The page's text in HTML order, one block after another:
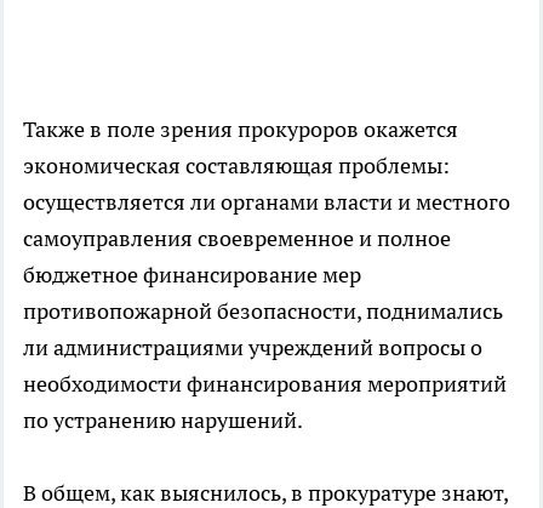
Также в поле зрения прокуроров окажется
экономическая составляющая проблемы:
осуществляется ли органами власти и местного
самоуправления своевременное и полное
бюджетное финансирование мер
противопожарной безопасности, поднимались
ли администрациями учреждений вопросы о
необходимости финансирования мероприятий
по устранению нарушений.
В общем, как выяснилось, в прокуратуре знают,